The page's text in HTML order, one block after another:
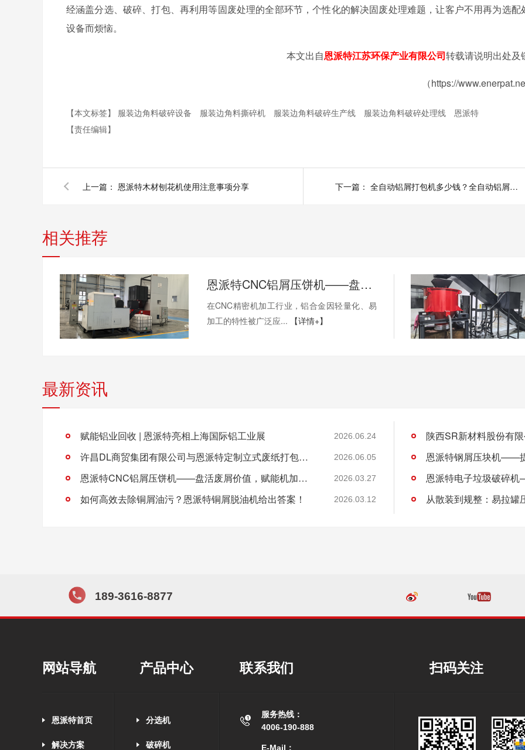
经涵盖分选、破碎、打包、再利用等固废处理的全部环节，个性化的解决固废处理难题，让客户不用再为选配
设备而烦恼。
本文出自恩派特江苏环保产业有限公司转载请说明出处及
（https://
【本文标签】 服装边角料破碎设备 服装边角料撕碎机 服装边角料破碎生产线 服装边角料破碎处理线
恩派特
【责任编辑】
上一篇： 恩派特木材刨花机使用注意事项分享 下一篇： 全自动铝屑打包机多少钱？全自动铝屑打包机价格影响因素分析
相关推荐
恩派特CNC铝屑压饼机——盘活废屑价值，赋能机加工绿色回收！
在CNC精密机加工行业，铝合金因轻量化、易
加工的特性被广泛应...
【详情+】
最新资讯
赋能铝业回收 | 恩派特亮相上海国际铝工业展 2026.06.24
许昌DL商贸集团有限公司与恩派特定制立式废纸打包机案例 2026.06.05
恩派特CNC铝屑压饼机——盘活废屑价值，赋能机加工绿色回收！ 2026.03.27
如何高效去除铜屑油污？恩派特铜屑脱油机给出答案！ 2026.03.12 从散装到规整：易拉罐
189-3616-8877
网站导航
恩派特首页
解决方案
产品中心
分选机
破碎机
联系我们
服务热线：
4006-190-888
E-Mail：
扫码关注